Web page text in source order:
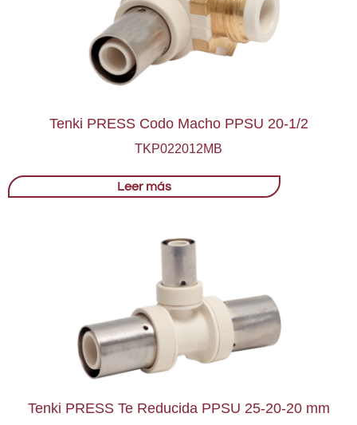
Tenki PRESS Codo Macho PPSU 20-1/2
TKP022012MB
Leer más
Tenki PRESS Te Reducida PPSU 25-20-20 mm